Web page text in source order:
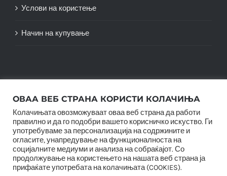
Услови на користење
Начин на купување
© Copyright 2012 - 2026 |SwiftAgency| All Rights
Reserved |
ОВАА ВЕБ СТРАНА КОРИСТИ КОЛАЧИЊА
Колачињата овозможуваат оваа веб страна да работи
правилно и да го подобри вашето корисничко искуство. Ги
употребуваме за персонализација на содржините и
огласите, унапредување на функционалноста на
социјалните медиуми и анализа на собраќајот. Со
продолжување на користењето на нашата веб страна ја
прифаќате употребата на колачињата (COOKIES).